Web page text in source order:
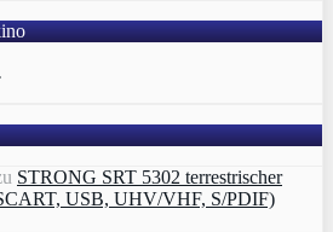
STRONG SRT 5302 terrestrischer
USB, UHV/VHF, S/PDIF)